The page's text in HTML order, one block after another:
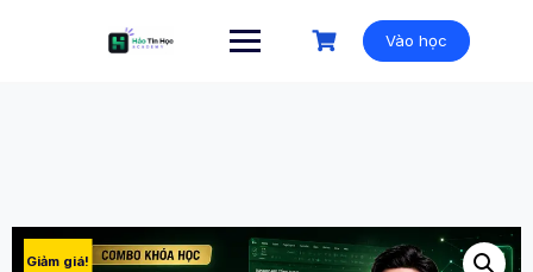
Vào học
Giảm giá!